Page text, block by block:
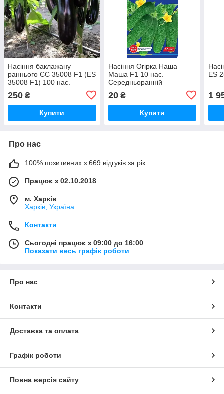
Насіння баклажану
раннього ЄС 35008 F1 (ES
35008 F1) 100 нас.
250 ₴
Купити
Насіння Огiрка Наша
Маша F1 10 нас.
Середньоранній
20₴
Купити
ES
1
Про нас
100% позитивних з 669 відгуків за рік
Працює з 02.10.2018
м. Харків
Харків, Україна
Контакти
Сьогодні працює з 09:00 до 16:00
Показати весь графік роботи
Про нас
Контакти
Доставка та оплата
Графік роботи
Повна версія сайту